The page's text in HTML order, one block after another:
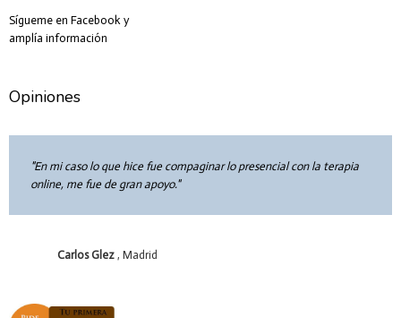
Sígueme en Facebook y
amplía información
Opiniones
En mi caso lo que hice fue compaginar lo presencial con la terapia
online, me fue de gran apoyo.
Carlos Glez , Madrid